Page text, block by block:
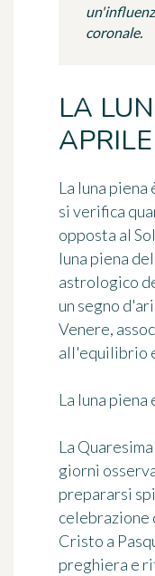
coronale.
LA
La luna piena
si verifica
opposta al
luna piena
astrologico
un segno
Venere,
all'equilibrio
La luna piena
La
giorni
prepararsi
celebrazione
Cristo a
preghiera e